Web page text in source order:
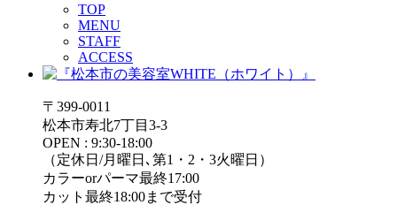
TOP
MENU
STAFF
ACCESS
〒399-0011
松本市寿北7丁目3-3
OPEN : 9:30-18:00
（定休日/月曜日､第1・2・3火曜日）
カラーorパーマ最終17:00
カット最終18:00まで受付